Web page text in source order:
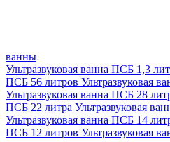
ванны
Ультразвуковая ванна ПСБ 1,3
ПСБ 56 литров Ультразвуковая
Ультразвуковая ванна ПСБ 28
ПСБ 22 литра Ультразвуковая
Ультразвуковая ванна ПСБ 14
ПСБ 12 литров Ультразвуковая